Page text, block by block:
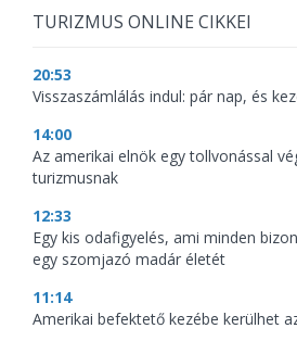
TURIZMUS ONLINE CIKKEI
20:53
Visszaszámlálás indul: pár nap, és
14:00
Az amerikai elnök egy tollvonással
turizmusnak
12:33
Egy kis odafigyelés, ami minden
egy szomjazó madár életét
11:14
Amerikai befektető kezébe kerülhet